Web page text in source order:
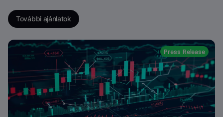
További ajánlatok
Press Release